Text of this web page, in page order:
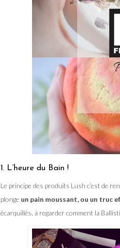
1. L’heure du Bain !
Le principe des produits Lush c’est de
plonge un pain moussant, ou un truc
écarquillés, à regarder comment la